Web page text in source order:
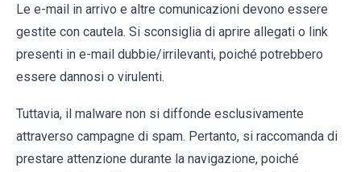
Le e-mail in arrivo e altre comunicazioni devono essere
gestite con cautela. Si sconsiglia di aprire allegati o link
presenti in e-mail dubbie/irrilevanti, poiché potrebbero
essere dannosi o virulenti.
Tuttavia, il malware non si diffonde esclusivamente
attraverso campagne di spam. Pertanto, si raccomanda di
prestare attenzione durante la navigazione, poiché